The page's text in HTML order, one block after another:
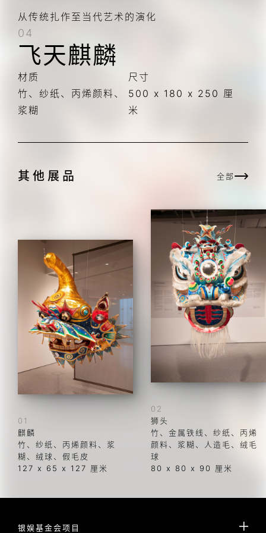
从传统扎作至当代艺术的演化
04
飞天麒麟
材质
竹、纱纸、丙烯颜料、
浆糊
尺寸
500 x 180 x 250 厘
米
其他展品 全部
01
麒麟
竹、纱纸、丙烯颜料、浆
糊、绒球、假毛皮
127 x 65 x 127 厘米
02
狮头
竹、金属铁线、纱纸、丙烯
颜料、浆糊、人造毛、绒毛
球
80 x 80 x 90 厘米
银娱基金会项目